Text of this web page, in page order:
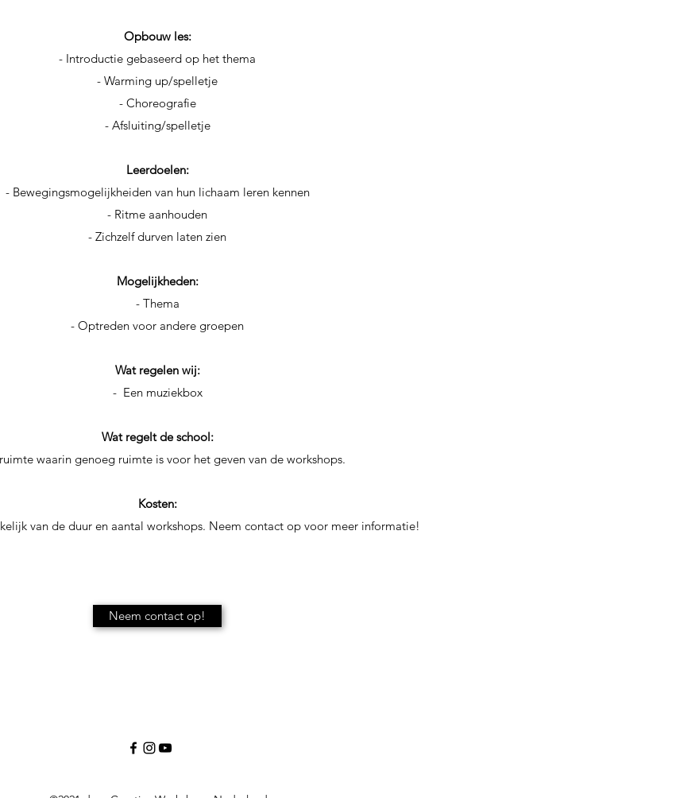
Opbouw les:
- Introductie gebaseerd op het thema
- Warming up/spelletje
- Choreografie
- Afsluiting/spelletje
Leerdoelen:
- Bewegingsmogelijkheiden van hun lichaam leren kennen
- Ritme aanhouden
- Zichzelf durven laten zien
Mogelijkheden:
- Thema
- Optreden voor andere groepen
Wat regelen wij:
- Een muziekbox
Wat regelt de school:
waarin genoeg ruimte is voor het geven van de workshops.
Kosten:
van de duur en aantal workshops. Neem contact op voor meer informatie!
Neem contact op!